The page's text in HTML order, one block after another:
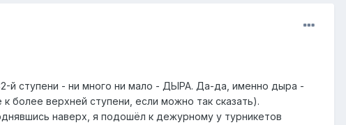
й ступени - ни много ни мало - ДЫРА. Да-да, именно дыра -
более верхней ступени, если можно так сказать).
наверх, я подошёл к дежурному у турникетов